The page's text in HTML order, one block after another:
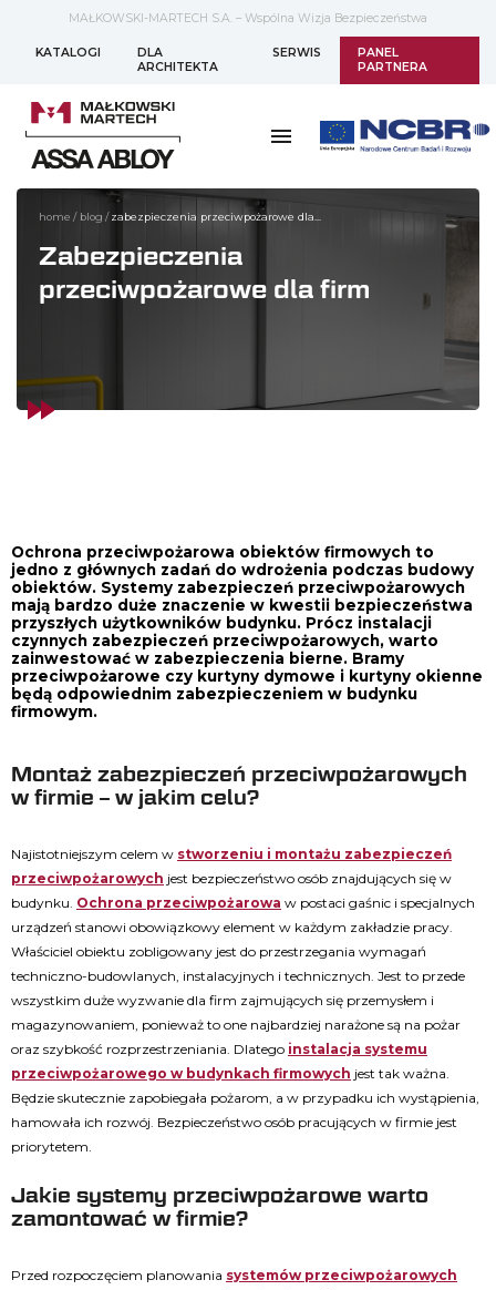
MAŁKOWSKI-MARTECH S.A. – Wspólna Wizja Bezpieczeństwa
KATALOGI
DLA
ARCHITEKTA
SERWIS
PANEL
PARTNERA
home / blog / zabezpieczenia przeciwpożarowe dla...
Zabezpieczenia
przeciwpożarowe dla firm
Ochrona przeciwpożarowa obiektów firmowych to
jedno z głównych zadań do wdrożenia podczas budowy
obiektów. Systemy zabezpieczeń przeciwpożarowych
mają bardzo duże znaczenie w kwestii bezpieczeństwa
przyszłych użytkowników budynku. Prócz instalacji
czynnych zabezpieczeń przeciwpożarowych, warto
zainwestować w zabezpieczenia bierne. Bramy
przeciwpożarowe czy kurtyny dymowe i kurtyny okienne
będą odpowiednim zabezpieczeniem w budynku
firmowym.
Montaż zabezpieczeń przeciwpożarowych
w firmie – w jakim celu?
Najistotniejszym celem w stworzeniu i montażu zabezpieczeń
przeciwpożarowych jest bezpieczeństwo osób znajdujących się w
budynku. Ochrona przeciwpożarowa w postaci gaśnic i specjalnych
urządzeń stanowi obowiązkowy element w każdym zakładzie pracy.
Właściciel obiektu zobligowany jest do przestrzegania wymagań
techniczno-budowlanych, instalacyjnych i technicznych. Jest to przede
wszystkim duże wyzwanie dla firm zajmujących się przemysłem i
magazynowaniem, ponieważ to one najbardziej narażone są na pożar
oraz szybkość rozprzestrzeniania. Dlatego instalacja systemu
przeciwpożarowego w budynkach firmowych jest tak ważna.
Będzie skutecznie zapobiegała pożarom, a w przypadku ich wystąpienia,
hamowała ich rozwój. Bezpieczeństwo osób pracujących w firmie jest
priorytetem.
Jakie systemy przeciwpożarowe warto
zamontować w firmie?
Przed rozpoczęciem planowania systemów przeciwpożarowych